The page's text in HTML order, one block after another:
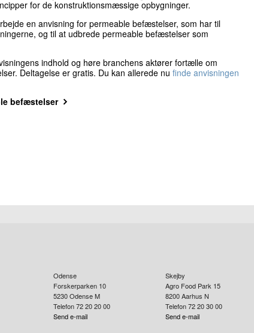
for de konstruktionsmæssige opbygninger.
en anvisning for permeable befæstelser, som har til
og til at udbrede permeable befæstelser som
indhold og høre branchens aktører fortælle om
Deltagelse er gratis. Du kan allerede nu finde anvisningen
befæstelser
Odense
Forskerparken 10
5230 Odense M
Telefon 72 20 20 00
Send e-mail
Skejby
Agro Food Park 15
8200Aarhus N
Telefon 72 20 30 00
Send e-mail